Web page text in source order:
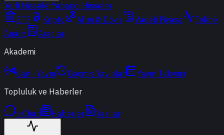
Yerli HisselerYabancı Hisseler
ETF
Kripto Altın & Döviz Vadeli Piyasa
Teknik
Analiz
Araçlar
Akademi
Canlı Yayın Geçmiş Yayınlar
Yayın Takvimi
Topluluk ve Haberler
t-Chat Haberler Yazılar